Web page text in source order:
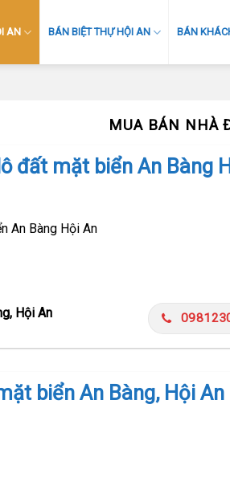
AN BÁN BIỆT THỰ HỘI AN BÁN
MUA BÁN NHÀ
đất mặt biển An Bàng
An Bàng Hội An
Hội An
biển An Bàng, Hội An